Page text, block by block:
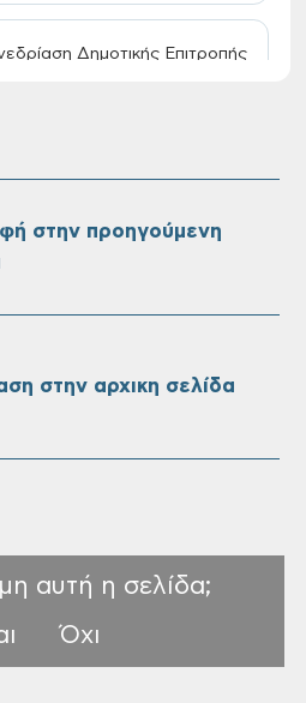
Δημοτικής Επιτροπής
του συστήματος
& Βαθμολογίας,
στην προηγούμενη
στην αρχικη σελίδα
αυτή η σελίδα;
Όχι